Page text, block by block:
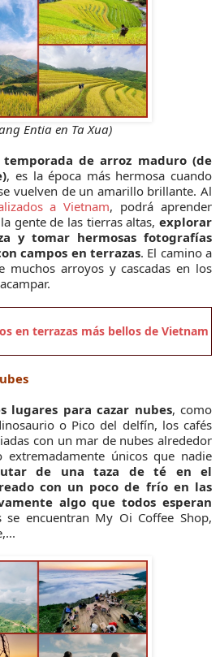
Entia en Ta Xua)
de arroz maduro (de
, es la época más hermosa cuando
vuelven de un amarillo brillante. Al
a Vietnam, podrá aprender
gente de las tierras altas, explorar
y tomar hermosas fotografías
campos en terrazas. El camino a
muchos arroyos y cascadas en los
en terrazas más bellos de Vietnam
lugares para cazar nubes, como
o Pico del delfín, los cafés
con un mar de nubes alrededor
únicos que nadie
de una taza de té en el
con un poco de frío en las
algo que todos esperan
se encuentran My Oi Coffee Shop,